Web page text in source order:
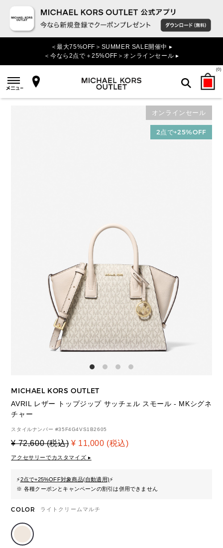
＜最大75%OFF＞SUMMER SALE開催中 ▸
＜今なら2点で＋25%OFF＞オンラインセール ▸
(0)
検索
オンラインセール
2点で+25%OFF
MICHAEL KORS OUTLET
AVRIL レザー トップジップ サッチェル スモール - MKシグネ
チャー
スタイルナンバー #35F4G4VS1B2605
¥ 72,600 (税込) ¥ 11,000 (税込)
アクセサリーでカスタマイズ ▸
⚡2点で+25%OFF対象商品(自動適用)⚡
※ 各種クーポンとキャンペーンの割引は併用できません
COLOR ライトクリームマルチ